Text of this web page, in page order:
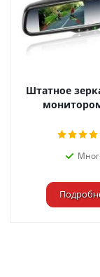
Штатное